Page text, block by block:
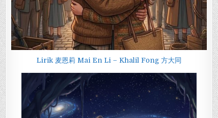
Lirik 麦恩莉 Mai En Li – Khalil Fong 方大同